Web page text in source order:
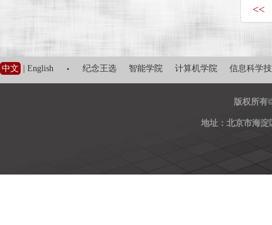
<<
中文 English · 纪念王选 智能学院 计算机学院 信息科学
版权所有
地址：北京市海